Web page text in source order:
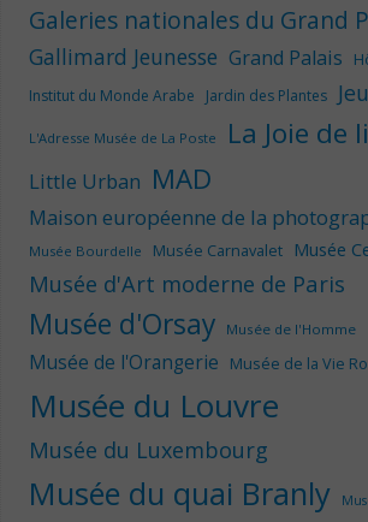
Galeries nationales du Grand
Gallimard Jeunesse Grand Palais
Institut du Monde Arabe Jardin des Plantes
L'Adresse Musée de La Poste La Joie de
Little Urban MAD
Maison européenne de la
Musée Bourdelle
Musée Carnavalet Musée
Musée d'Art moderne de Paris
Musée d'Orsay Musée de l'Homme
Musée de l'Orangerie Musée de la Vie
Musée du Louvre
Musée du Luxembourg
Musée du quai Branly